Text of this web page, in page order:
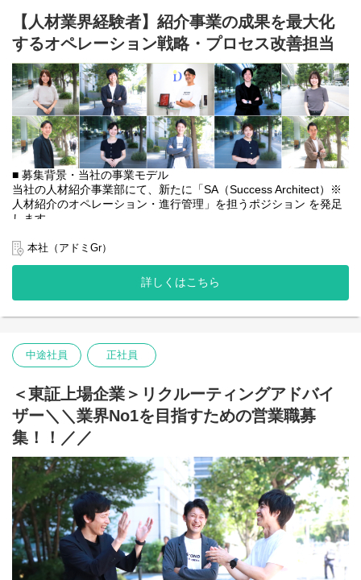
＜やりがい・魅力＞
・クライアントの障害者採用の成功のために、様々な求職者に対
する連絡対応等を行っていただきますので、"人"に寄り添ったサポ
ートに携われます。
・採用はスピードが重要でありつつも、機微な情報も取り扱うた
め正確性も求められるため、両方のスキルを磨くことができま
す。
・RPO業務は発展途上のため、業務を遂行するだけでなく、業務
構築・改善にも携わることができます。
＜キャリアステップ＞
・まずは業務を一通り経験していただき、採用代行業務を着実に
行える状態を目指していただきます。
・同業務はまだ発展途上のため、業務を行う上で気づいた課題を
ができます。
・その後は、スペシャリストとしてRPO業務を追求していくこと
もできますし、メンバーの指導・育成に携わるマネージャーとし
てのキャリアに挑戦することもできます。
・また、RPO業務以外にも、別部門の営業事務やコーポレート部
ーーーーーーーーーーーーーーーー
D&Iでは障害者雇用のトータルソリューションを提供しています。
障害者特化の採用エージェント「DIエージェント」や求人サイト
「BABナビ」の採用サービスや、「ワクサポ」「エンカク」は定
着・戦力化支援事業として採用後までサポートを行っています。
【D&Iのコンサルティング課とは？】
対してソリューションを提供しているのがコンサルティング課の
「コンサルティングサービス」です。
「特例子会社または障害者チームを立ち上げたい」
「障害者にどのような業務をお願いすれば良いか分からない」
「社内に対して障害や多様性に関する理解促進を広めたい」
「障害者採用に関する事務業務を全て依頼したい」
上記のような様々な課題に対して、業務切り出し、研修、採用業
務アウトソースなど、様々なコンサルティングサービスで顧客の
貢献したい」「ただのサポート役ではなく、介在価値を感じられ
る仕事がしたい」という方が、人材業界の専門知識を身につけな
がらキャリアアップできる環境です。
業界未経験からでも、あなたのコミュニケーション力や調整力を
武器に、組織を牽引する存在としてご活躍いただけます！
■ ミッション
「RA・CAが『価値提供』に100%集中できる環境を整え、人材紹
介プロセス全体の回転率と成約率を最大化すること」
CAが求職者から引き出した「応募意思」を劣化・滞留させず、確
実に「面接の場」まで繋ぐことがSAの最大の役割です。
選考スピードの遅れや対応漏れによる「機会損失」を未然に防
ぎ、求職者と企業の出会いをスムーズに創出することで事業に大
きく貢献していただきます。
「供給を止めない」「プロセスを滞留させない」「次に判断でき
る状態を作る」ためのオペレーション全般をお任せします。
※まずはオペレーション業務からスタートしていただき、慣れて
きた段階で業務改善やプロセス設計にも関わっていただきます。
【具体的な業務】
作成、求人要件をもとにした候補者の一次チェック、応募意思回
収、推薦送信および推薦後フォロー
接結果の回収・整理、ステータス更新、選考滞留案件の可視化と
RA/CAへのリマインド（進捗確認）
・内定〜入社サポート：内定承諾後の事務処理、入社手続きサポ
ート、入社日確定・リマインド
・企業対応：必要に応じた企業への電話・メール連絡（※外部と
のコミュニケーションが発生します）
■主な社内使用ツール
・グループウェア：Microsoft365（outlook、teams、sharepoint、
等）
・Porters（ポーターズ）
・Hub Spot（ハブスポット）
・バクラク
【人材業界経験者】紹介事業の成果を最大化
するオペレーション戦略・プロセス改善担当
■ 募集背景・当社の事業モデル
当社の人材紹介事業部にて、新たに「SA（Success Architect）※
人材紹介のオペレーション・進行管理」を担うポジション を発足
します。
「一気通貫型」ではなく、企業側と求職者側で担当が分かれる
・RA（リクルーティングアドバイザー）：採用を行う「企業」の
者）」の担当
今回募集する「SA」は、RA・CAと連携し、事業の成長を支える
中核ポジションです。
た方が、ライフステージの変化に合わせて活躍できるポジション
です。
■ ミッション
「RA・CAが『価値提供』に100%集中できる環境を整え、人材紹
介プロセス全体の回転率と成約率を最大化すること」
CAが求職者から引き出した「応募意思」を劣化・滞留させず、確
実に「面接の場」まで繋ぐことがSAの最大の役割です。
選考スピードの遅れや対応漏れによる「機会損失」を未然に防
ぎ、求職者と企業の出会いをスムーズに創出することで事業に大
きく貢献していただきます。
■ 業務内容
「供給を止めない」「プロセスを滞留させない」「次に判断でき
本社（アドミGr）
詳しくはこちら
中途社員 正社員
＜東証上場企業＞リクルーティングアドバイ
ザー＼＼業界No1を目指すための営業職募
集！！／／